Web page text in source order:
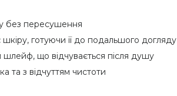
без пересушення
готуючи її до подальшого догляду
що відчувається після душу
та з відчуттям чистоти